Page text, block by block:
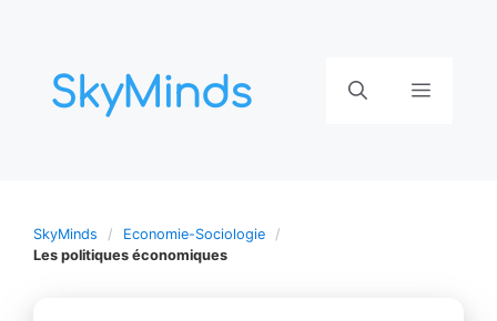
contenu
Menu
SkyMinds
Economie-Sociologie
Les politiques économiques